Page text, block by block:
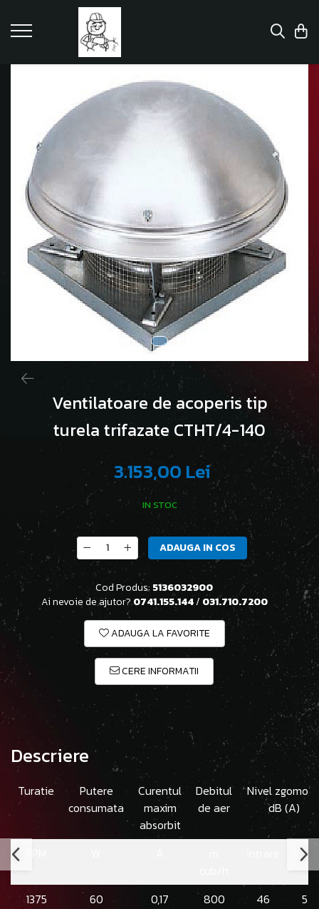
Ventilatoare de acoperis tip
turela trifazate CTHT/4-140
3.153,00 Lei
IN STOC
ADAUGA IN COS
Cod Produs: 5136032900
Ai nevoie de ajutor? 0741.155.144/ 031.710.7200
ADAUGA LA FAVORITE
CERE INFORMATII
Descriere
Turatie
Putere
consumata
Curentul
maxim
absorbit
Debitul
de aer
Nivel
dB (A)
1375 60 0,17 800 46 52